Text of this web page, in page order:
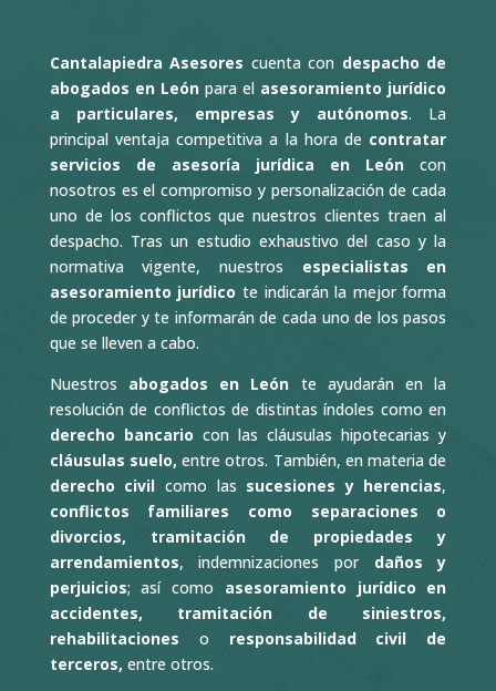
Cantalapiedra Asesores cuenta con despacho de
abogados en Leónpara el asesoramiento jurídico
a particulares, empresas y autónomos. La
principal ventaja competitiva a la hora de contratar
servicios de asesoría jurídica en León con
nosotros es el compromiso y personalización de cada
uno de los conflictos que nuestros clientes traen al
despacho. Tras un estudio exhaustivo del caso y la
normativa vigente, nuestros especialistas en
asesoramiento jurídico te indicarán la mejor forma
de proceder y te informarán de cada uno de los pasos
que se lleven a cabo.
Nuestros abogados en León te ayudarán en la
resolución de conflictos de distintas índoles como en
derecho bancario con las cláusulas hipotecarias y
cláusulas suelo,entre otros. También, en materia de
derecho civil como las sucesiones y herencias,
conflictos familiares como separaciones o
divorcios, tramitación de propiedades y
arrendamientos, indemnizaciones por daños y
perjuicios; así como asesoramiento jurídico en
accidentes, tramitación de siniestros,
rehabilitaciones o responsabilidad civil de
terceros, entre otros.